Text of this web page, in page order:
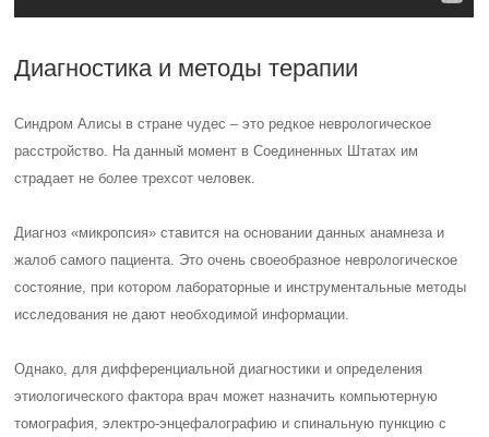
Диагностика и методы терапии
Синдром Алисы в стране чудес – это редкое неврологическое
расстройство. На данный момент в Соединенных Штатах им
страдает не более трехсот человек.
Диагноз «микропсия» ставится на основании данных анамнеза и
жалоб самого пациента. Это очень своеобразное неврологическое
состояние, при котором лабораторные и инструментальные методы
исследования не дают необходимой информации.
Однако, для дифференциальной диагностики и определения
этиологического фактора врач может назначить компьютерную
томография, электро-энцефалографию и спинальную пункцию с